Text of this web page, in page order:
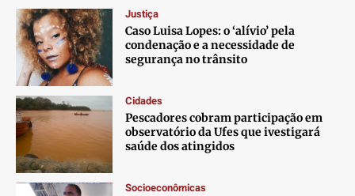
Quem Somos
Expediente
Contato
Anuncie
Termos de Uso
Privacidade
Quem Somos
Expediente
Contato
Anuncie
Termos de Uso
Privacidade
Quem Somos
Expediente
Contato
Anuncie
Termos de Uso
Privacidade
Quem Somos
Expediente
Contato
Anuncie
Termos de Uso
Privacidade
Justiça
Caso Luisa Lopes: o ‘alívio’ pela
condenação e a necessidade de
segurança no trânsito
Cidades
Pescadores cobram participação em
observatório da Ufes que ivestigará
saúde dos atingidos
Socioeconômicas